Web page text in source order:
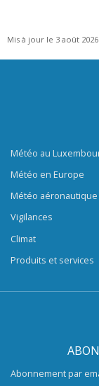
Mis à jour le 3 août 2026
Météo au
Météo en Europe
Météo aéronautique
Vigilances
Climat
Produits et services
Abonnement par